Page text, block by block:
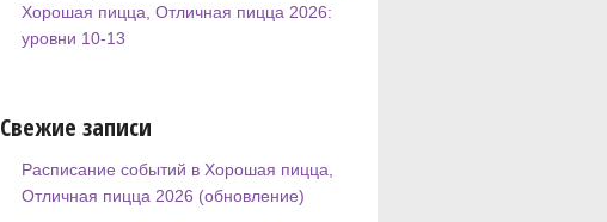
Хорошая пицца, Отличная пицца 2026:
уровни 10-13
Свежие записи
Расписание событий в Хорошая пицца,
Отличная пицца 2026 (обновление)